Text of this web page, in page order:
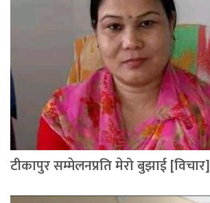
टीकापुर सम्मेलनप्रति मेरो बुझाई [विचार]